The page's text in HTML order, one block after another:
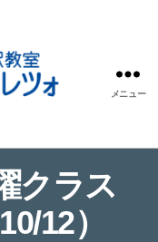
メニュー
クラス
12）